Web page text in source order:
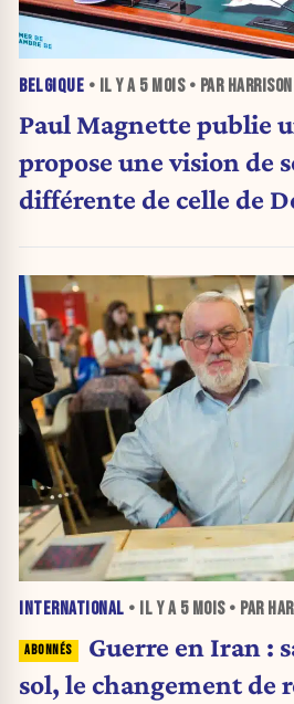
BELGIQUE • IL Y A 5 MOIS• PAR
Paul Magnette publie
propose une vision de
différente de celle de
INTERNATIONAL • IL Y A 5 MOIS• PAR
Guerre en Iran :
sol, le changement de